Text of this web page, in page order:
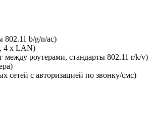
802.11 b/g/n/ac)
4 x LAN)
роутерами, стандарты 802.11 r/k/v)
сетей с авторизацией по звонку/смс)